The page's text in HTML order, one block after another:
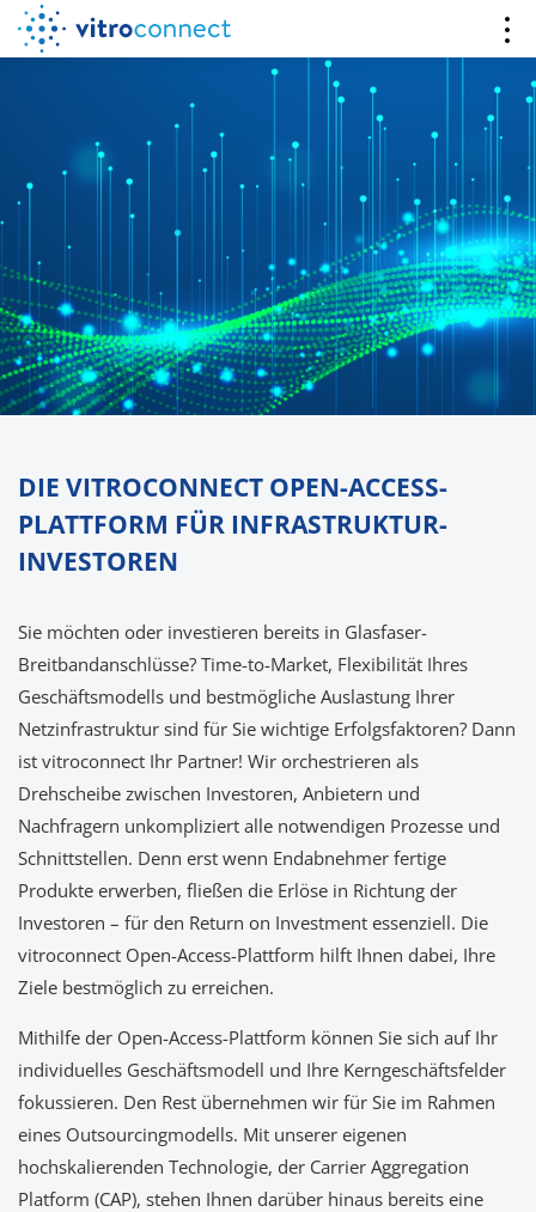
DIE VITROCONNECT OPEN-ACCESS-
PLATTFORM FÜR INFRASTRUKTUR-
INVESTOREN
Sie möchten oder investieren bereits in Glasfaser-
Breitbandanschlüsse? Time-to-Market, Flexibilität Ihres
Geschäftsmodells und bestmögliche Auslastung Ihrer
Netzinfrastruktur sind für Sie wichtige Erfolgsfaktoren? Dann
ist vitroconnect Ihr Partner! Wir orchestrieren als
Drehscheibe zwischen Investoren, Anbietern und
Nachfragern unkompliziert alle notwendigen Prozesse und
Schnittstellen. Denn erst wenn Endabnehmer fertige
Produkte erwerben, fließen die Erlöse in Richtung der
Investoren – für den Return on Investment essenziell. Die
vitroconnect Open-Access-Plattform hilft Ihnen dabei, Ihre
Ziele bestmöglich zu erreichen.
Mithilfe der Open-Access-Plattform können Sie sich auf Ihr
individuelles Geschäftsmodell und Ihre Kerngeschäftsfelder
fokussieren. Den Rest übernehmen wir für Sie im Rahmen
eines Outsourcingmodells. Mit unserer eigenen
hochskalierenden Technologie, der Carrier Aggregation
Platform (CAP), stehen Ihnen darüber hinaus bereits eine